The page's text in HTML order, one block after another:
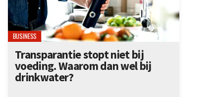
BUSINESS
Transparantie stopt niet bij
voeding. Waarom dan wel bij
drinkwater?